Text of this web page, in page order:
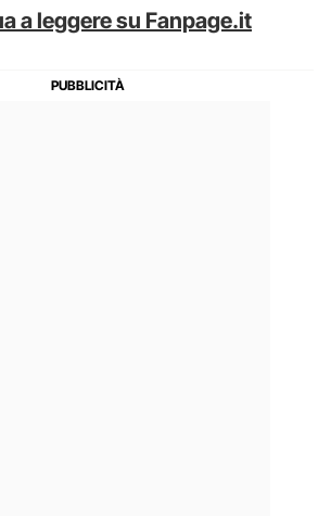
a leggere su Fanpage.it